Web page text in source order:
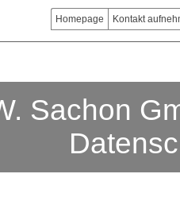
Homepage Kontakt
Sachon